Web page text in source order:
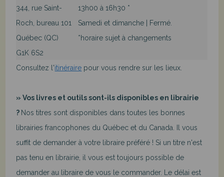
344, rue Saint-
Roch, bureau 101
Québec (QC)
G1K 6S2
13h00 à 16h30 *
Samedi et dimanche | Fermé.
*horaire sujet à changements
Consultez l'itinéraire pour vous rendre sur les lieux.
» Vos livres et outils sont-ils disponibles en librairie
? Nos titres sont disponibles dans toutes les bonnes
librairies francophones du Québec et du Canada. Il vous
suffit de demander à votre libraire préféré ! Si un titre n'est
pas tenu en librairie, il vous est toujours possible de
demander au libraire de vous le commander. Le délai est